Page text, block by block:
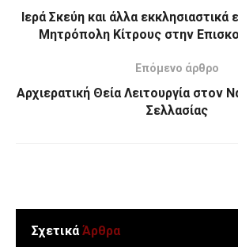
Ιερά Σκεύη και άλλα
Μητρόπολη Κίτρους στην
Επόμενο άρθρο
Αρχιερατική Θεία Λειτουργία στον
Σελλασίας
ΣχετικάΆρθρα